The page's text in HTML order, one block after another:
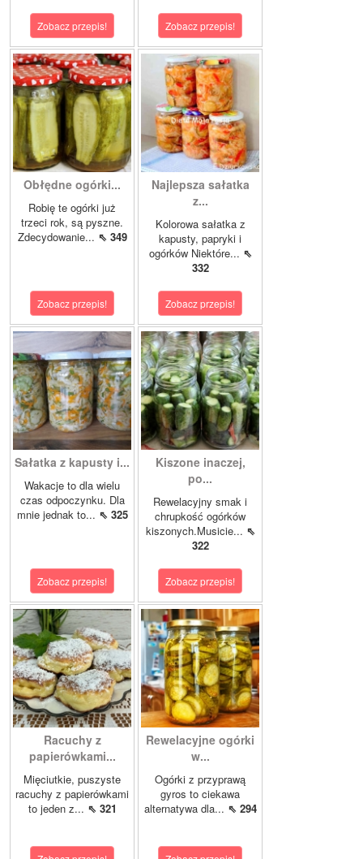
Zobacz przepis! Zobacz przepis!
Obłędne ogórki...
Robię te ogórki już
trzeci rok, są pyszne.
Zdecydowanie... ⇖ 349
Zobacz przepis!
Najlepsza sałatka
z...
Kolorowa sałatka z
kapusty, papryki i
ogórków Niektóre... ⇖
332
Zobacz przepis!
Sałatka z kapusty i...
Wakacje to dla wielu
czas odpoczynku. Dla
mnie jednak to... ⇖ 325
Zobacz przepis!
Kiszone inaczej,
po...
Rewelacyjny smak i
chrupkość ogórków
kiszonych.Musicie... ⇖
322
Zobacz przepis!
Racuchy z
papierówkami...
Mięciutkie, puszyste
racuchy z papierówkami
to jeden z... ⇖ 321
Rewelacyjne ogórki
w...
Ogórki z przyprawą
gyros to ciekawa
alternatywa dla... ⇖ 294